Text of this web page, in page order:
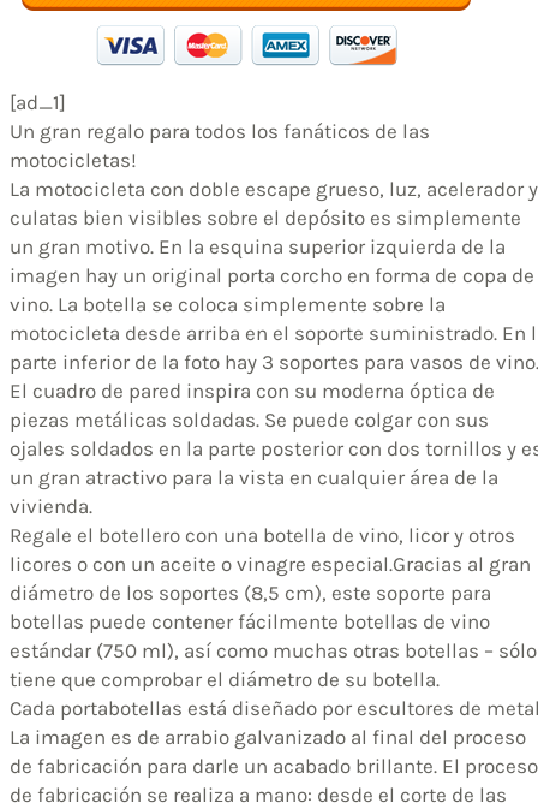
[ad_1]
Un gran regalo para todos los fanáticos de las
motocicletas!
La motocicleta con doble escape grueso, luz, acelerador y
culatas bien visibles sobre el depósito es simplemente
un gran motivo. En la esquina superior izquierda de la
imagen hay un original porta corcho en forma de copa de
vino. La botella se coloca simplemente sobre la
motocicleta desde arriba en el soporte suministrado. En
parte inferior de la foto hay 3 soportes para vasos de vino.
El cuadro de pared inspira con su moderna óptica de
piezas metálicas soldadas. Se puede colgar con sus
ojales soldados en la parte posterior con dos tornillos y
un gran atractivo para la vista en cualquier área de la
vivienda.
Regale el botellero con una botella de vino, licor y otros
licores o con un aceite o vinagre especial.Gracias al gran
diámetro de los soportes (8,5 cm), este soporte para
botellas puede contener fácilmente botellas de vino
estándar (750 ml), así como muchas otras botellas – sólo
tiene que comprobar el diámetro de su botella.
Cada portabotellas está diseñado por escultores de
La imagen es de arrabio galvanizado al final del proceso
de fabricación para darle un acabado brillante. El proceso
de fabricación se realiza a mano: desde el corte de las